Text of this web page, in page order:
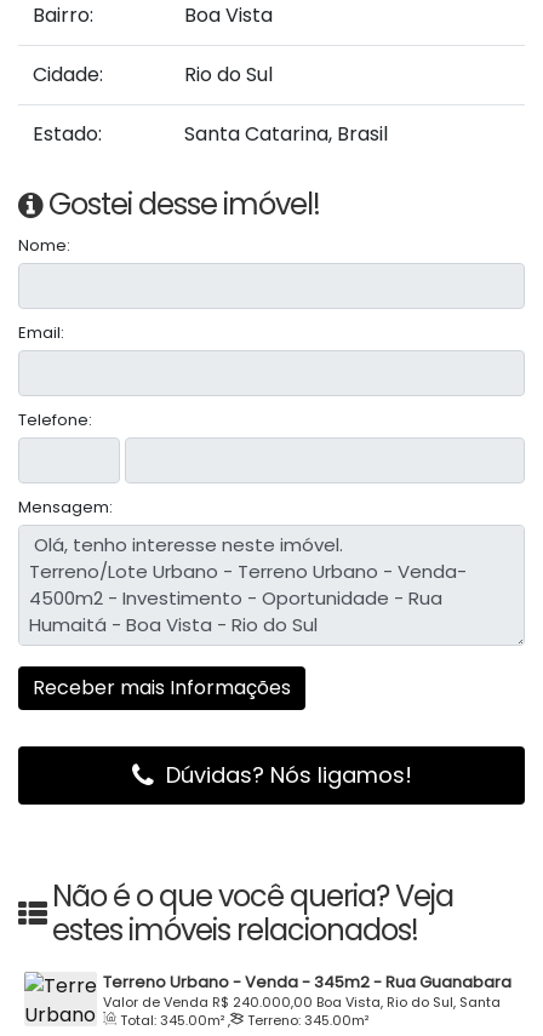
Bairro: Boa Vista
Cidade: Rio do Sul
Estado: Santa Catarina, Brasil
Gostei desse imóvel!
Nome:
Email:
Telefone:
Mensagem:
Dúvidas? Nós ligamos!
Não é o que você queria? Veja
estes imóveis relacionados!
Terreno Urbano - Venda - 345m2 - Rua Guanabara
- Boa Vista - Rio do Sul
R$ 240.000,00
Valor de Venda
Boa Vista, Rio do Sul, Santa
Catarina, Brasil
Total:345.00m², Terreno:345.00m²